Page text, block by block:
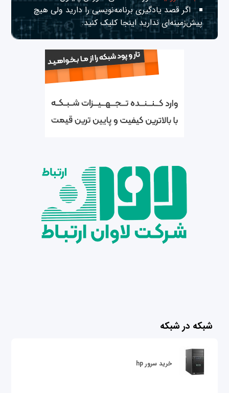
اگر قصد یادگیری برنامه‌نویسی را دارید ولی هیچ
پیش‌زمینه‌ای نداریداینجا کلیک کنید.
شبکه در شبکه
خرید سرور hp